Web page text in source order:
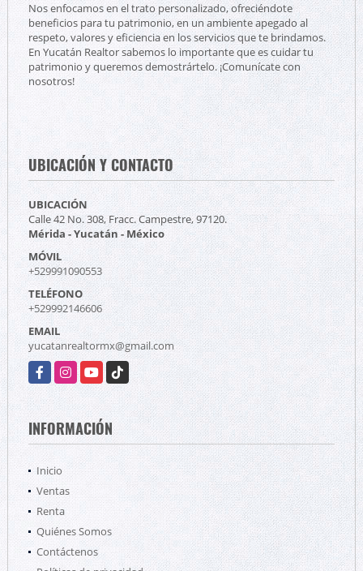
Nos enfocamos en el trato personalizado, ofreciéndote
beneficios para tu patrimonio, en un ambiente apegado al
respeto, valores y eficiencia en los servicios que te brindamos.
En Yucatán Realtor sabemos lo importante que es cuidar tu
patrimonio y queremos demostrártelo. ¡Comunícate con
nosotros!
UBICACIÓN Y CONTACTO
UBICACIÓN
Calle 42 No. 308, Fracc. Campestre, 97120.
Mérida - Yucatán - México
MÓVIL
+529991090553
TELÉFONO
+529992146606
EMAIL
yucatanrealtormx@gmail.com
FacebookInstagramYouTube
TikTok
INFORMACIÓN
Inicio
Ventas
Renta
Quiénes Somos
Contáctenos